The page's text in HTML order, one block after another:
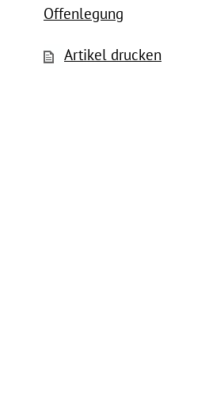
Offenlegung
Artikel drucken